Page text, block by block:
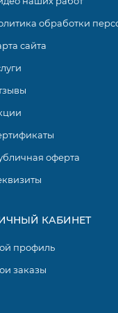
управление
высокую
а гибкость монтажа
обработки
сайта
оферта
КАБИНЕТ
профиль
заказы